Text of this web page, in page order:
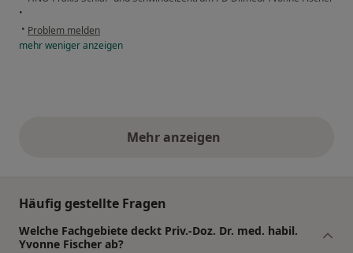
•
• Problem melden
mehrwenigeranzeigen
Mehr anzeigenobige Stellungnahmen
Häufig gestellte Fragen
Welche Fachgebiete deckt Priv.-Doz. Dr. med. habil.
Yvonne Fischer ab?